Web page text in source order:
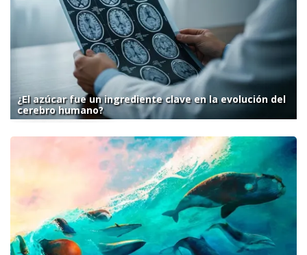
¿El azúcar fue un ingrediente clave en la evolución del
cerebro humano?